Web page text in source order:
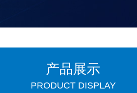
产品展示
PRODUCT DISPLAY